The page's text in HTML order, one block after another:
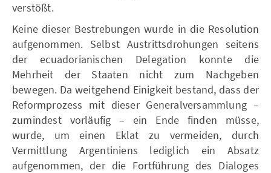
verstößt.
Keine dieser Bestrebungen wurde in die Resolution
aufgenommen. Selbst Austrittsdrohungen seitens
der ecuadorianischen Delegation konnte die
Mehrheit der Staaten nicht zum Nachgeben
bewegen. Da weitgehend Einigkeit bestand, dass der
Reformprozess mit dieser Generalversammlung –
zumindest vorläufig – ein Ende finden müsse,
wurde, um einen Eklat zu vermeiden, durch
Vermittlung Argentiniens lediglich ein Absatz
aufgenommen, der die Fortführung des Dialoges